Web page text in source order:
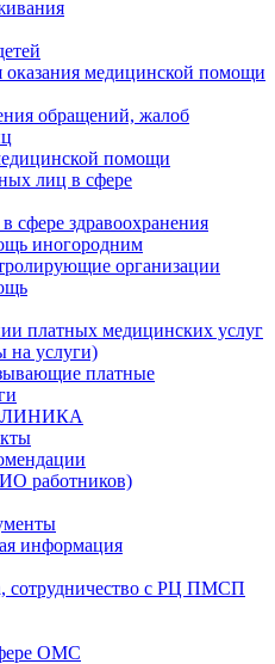
оказания медицинской помощи
обращений, жалоб
помощи
лиц в сфере
сфере здравоохранения
иногородним
организации
платных медицинских услуг
на услуги)
платные
работников)
информация
сотрудничество с РЦ ПМСП
ОМС